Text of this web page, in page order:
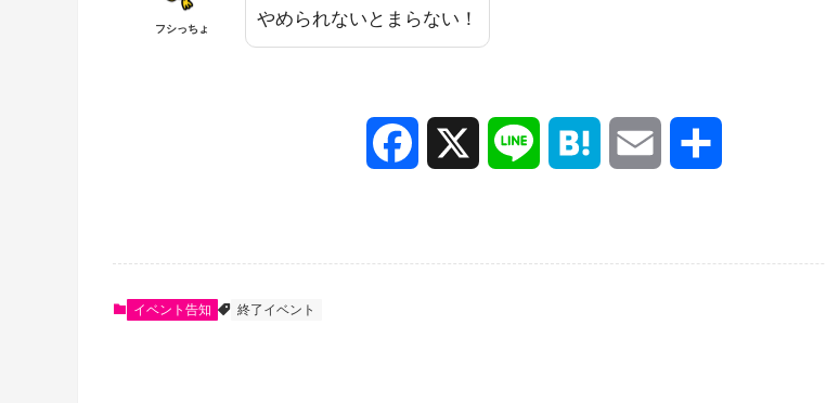
フシっちょ
やめられないとまらない！
イベント告知 終了イベント